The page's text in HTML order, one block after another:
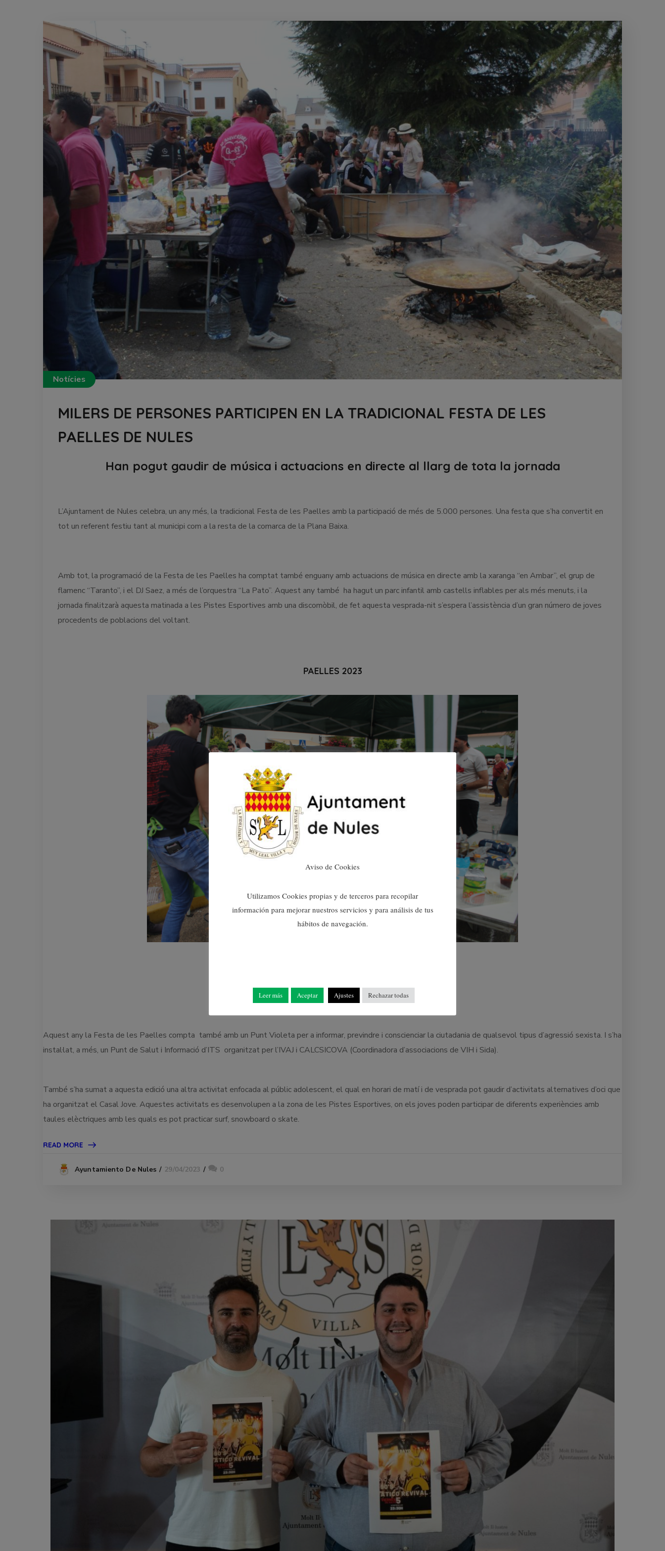
Notícies
MILERS DE PERSONES PARTICIPEN EN LA TRADICIONAL FESTA DE LES
PAELLES DE NULES
Han pogut gaudir de música i actuacions en directe al llarg de tota la jornada
L’Ajuntament de Nules celebra, un any més, la tradicional Festa de les Paelles amb la participació de més de 5.000 persones. Una festa que s’ha convertit en
tot un referent festiu tant al municipi com a la resta de la comarca de la Plana Baixa.
Amb tot, la programació de la Festa de les Paelles ha comptat també enguany amb actuacions de música en directe amb la xaranga “en Ambar”, el grup de
flamenc “Taranto”, i el DJ Saez, a més de l’orquestra “La Pato”. Aquest any també ha hagut un parc infantil amb castells inflables per als més menuts, i la
jornada finalitzarà aquesta matinada a les Pistes Esportives amb una discomòbil, de fet aquesta vesprada-nit s’espera l’assistència d’un gran número de joves
procedents de poblacions del voltant.
PAELLES 2023
Aquest any la Festa de les Paelles compta també amb un Punt Violeta per a informar, previndre i conscienciar la ciutadania de qualsevol tipus d’agressió sexista. I s’ha
instal·lat, a més, un Punt de Salut i Informació d’ITS organitzat per l’IVAJ i CALCSICOVA (Coordinadora d’associacions de VIH i Sida).
També s’ha sumat a aquesta edició una altra activitat enfocada al públic adolescent, el qual en horari de matí i de vesprada pot gaudir d’activitats alternatives d’oci que
ha organitzat el Casal Jove. Aquestes activitats es desenvolupen a la zona de les Pistes Esportives, on els joves poden participar de diferents experiències amb
taules elèctriques amb les quals es pot practicar surf, snowboard o skate.
READ MORE
Ayuntamiento De Nules 29/04/2023 0
Aviso de Cookies
Utilizamos Cookies propias y de terceros para recopilar
información para mejorar nuestros servicios y para análisis de tus
hábitos de navegación.
Leer más Aceptar Ajustes Rechazar todas